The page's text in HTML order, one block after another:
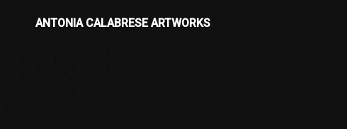
ANTONIA CALABRESE ARTWORKS